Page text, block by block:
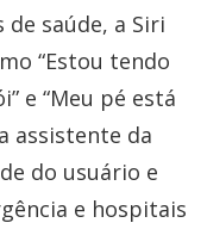
saúde, a Siri
“Estou tendo
e “Meu pé está
assistente da
do usuário e
e hospitais